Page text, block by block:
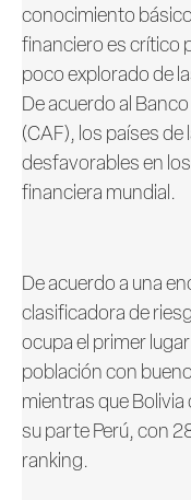
conocimiento
financiero es crítico
poco explorado de
De acuerdo al
(CAF), los países
desfavorables en
financiera mundial.
De acuerdo a una
clasificadora de
ocupa el primer
población con
mientras que Bolivia
su parte Perú, con
ranking.